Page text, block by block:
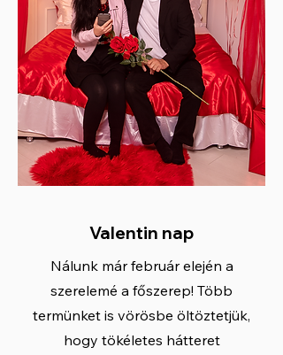
Valentin nap
Nálunk már február elején a
szerelemé a főszerep! Több
termünket is vörösbe öltöztetjük,
hogy tökéletes hátteret